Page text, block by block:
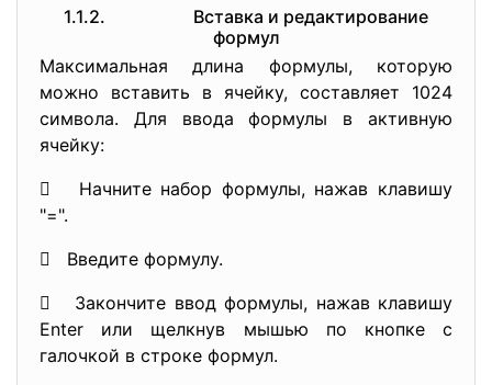
1.1.2. Вставка и редактирование
формул
Максимальная длина формулы, которую
можно вставить в ячейку, составляет 1024
символа. Для ввода формулы в активную
ячейку:
 Начните набор формулы, нажав клавишу
"=".
 Введите формулу.
 Закончите ввод формулы, нажав клавишу
Enter или щелкнув мышью по кнопке с
галочкой в строке формул.